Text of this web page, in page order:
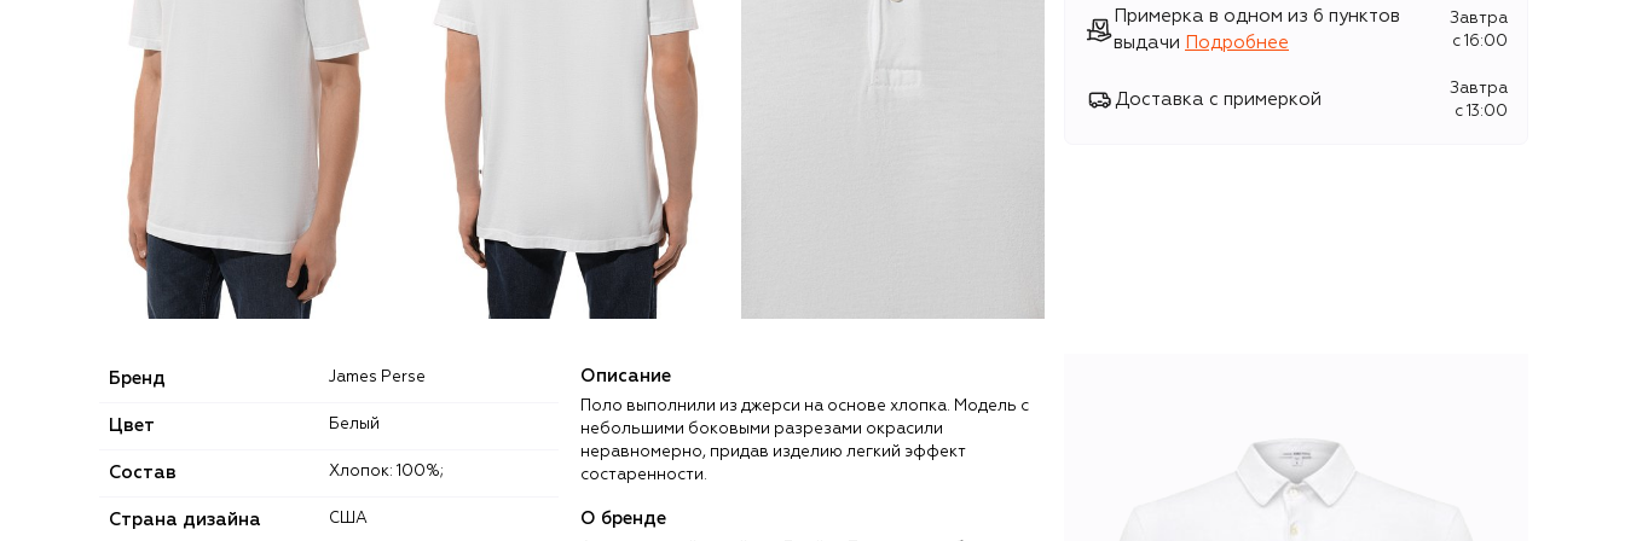
Примерка в одном из 6 пунктов
выдачи
Подробнее
Завтра
c 16:00
Доставка с примеркой
Завтра
c 13:00
Бренд James Perse
Цвет Белый
Состав Хлопок: 100%;
Страна дизайна США
Описание
Поло выполнили из джерси на основе хлопка. Модель с
небольшими боковыми разрезами окрасили
неравномерно, придав изделию легкий эффект
состаренности.
О бренде